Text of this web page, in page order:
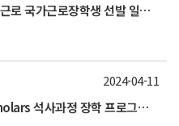
2024학년도 1학기 하계방학 집중근로 국가근로장학생 선발 일정 안내
중국 칭화대학 Schwarzman Scholars 석사과정 장학 프로그램 안내
2024-04-11